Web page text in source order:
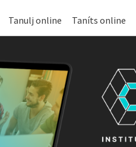
Tanulj online Taníts online